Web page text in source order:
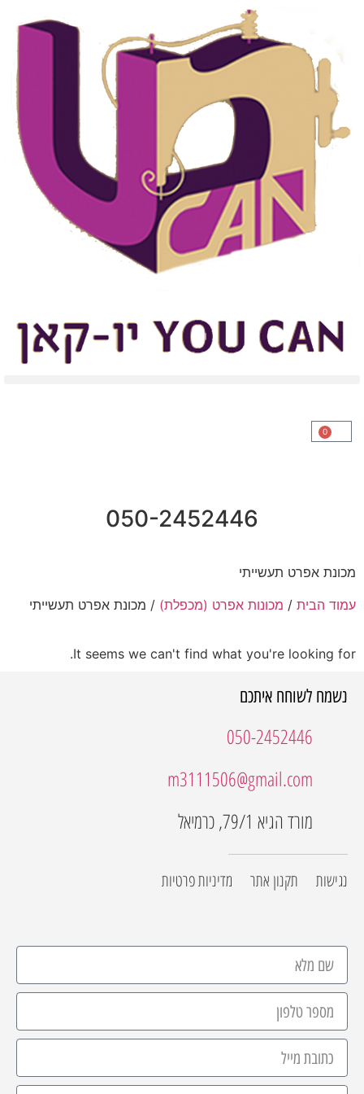
0
050-2452446
מכונת אפרט תעשייתי
עמוד הבית / מכונות אפרט (מכפלת) / מכונת אפרט תעשייתי
It seems we can't find what you're looking for.
נשמח לשוחח איתכם
050-2452446
m3111506@gmail.com
מורד הגיא 79/1, כרמיאל
נגישות תקנון אתר מדיניות פרטיות